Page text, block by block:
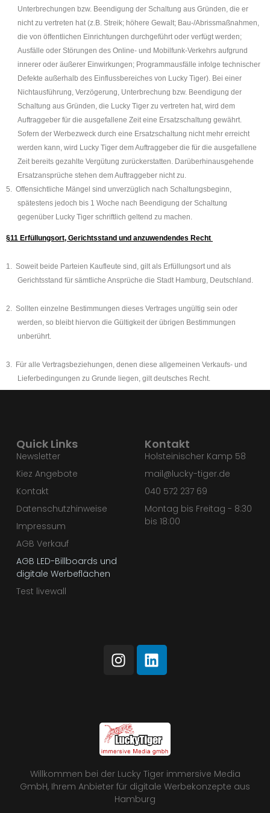
Unterbrechungen bzw. Beendigung der Schaltung aus Gründen, die er
nicht zu vertreten hat (z.B. Streik; höhere Gewalt; Bau-/Abrissmaßnahmen,
die von öffentlichen Einrichtungen durchgeführt oder verfügt werden;
Ausfälle oder Störungen des Online- und Mobilfunk-Verkehrs aufgrund
innerer oder äußerer Einwirkungen; Programmausfälle infolge technischer
Defekte außerhalb des Einflussbereiches von Lucky Tiger). Bei einer
Nichtausführung, Verzögerung, Unterbrechung bzw. Beendigung der
Schaltung aus Gründen, die Lucky Tiger zu vertreten hat, wird dem
Auftraggeber für die ausgefallene Zeit eine Ersatzschaltung gewährt.
Sofern der Werbezweck durch eine Ersatzschaltung nicht mehr erreicht
werden kann, wird Lucky Tiger dem Auftraggeber die für die ausgefallene
Zeit bereits gezahlte Vergütung zurückerstatten. Darüberhinausgehende
Ersatzansprüche stehen dem Auftraggeber nicht zu.
5.
Offensichtliche Mängel sind unverzüglich nach Schaltungsbeginn,
spätestens jedoch bis 1 Woche nach Beendigung der Schaltung
gegenüber Lucky Tigerschriftlich geltend zu machen.
§11 Erfüllungsort, Gerichtsstand und anzuwendendes Recht
1. Soweit beide Parteien Kaufleute sind, gilt als Erfüllungsort und als
Gerichtsstand für sämtliche Ansprüche die Stadt Hamburg, Deutschland.
2. Sollten einzelne Bestimmungen dieses Vertrages ungültig sein oder
werden, so bleibt hiervon die Gültigkeit der übrigen Bestimmungen
unberührt.
3.
Für alle Vertragsbeziehungen, denen diese allgemeinen Verkaufs- und
Lieferbedingungen zu Grunde liegen, gilt deutsches Recht.
Willkommen bei der Lucky Tiger immersive Media
GmbH, Ihrem Anbieter für digitale Werbekonzepte aus
Hamburg
Quick Links
Newsletter
Kiez Angebote
Kontakt
Datenschutzhinweise
Impressum
AGB Verkauf
AGB LED-Billboards und
digitale Werbeflächen
Test livewall
Kontakt
Holsteinischer Kamp 58
mail@lucky-tiger.de
040 572 237 69
Montag bis Freitag - 8:30
bis 18:00